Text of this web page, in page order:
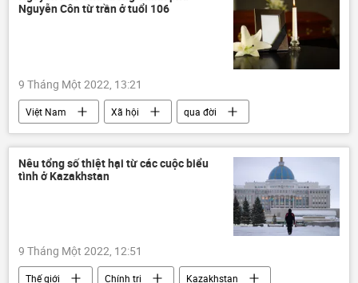
Nguyễn Côn từ trần ở tuổi 106
9 Tháng Một 2022, 13:21
Việt Nam Xã hội
qua đời
từ trần
Nêu tổng số thiệt hại từ các cuộc biểu
tình ở Kazakhstan
9 Tháng Một 2022, 12:51
Thế giới Chính trị
Kazakhstan